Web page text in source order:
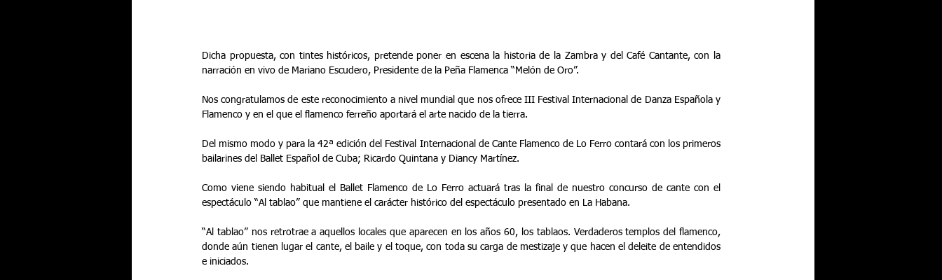
Dicha propuesta, con tintes históricos, pretende poner en escena la historia de la Zambra y del Café Cantante, con la
narración en vivo de Mariano Escudero, Presidente de la Peña Flamenca “Melón de Oro”.
Nos congratulamos de este reconocimiento a nivel mundial que nos ofrece III Festival Internacional de Danza Española y
Flamenco y en el que el flamenco ferreño aportará el arte nacido de la tierra.
Del mismo modo y para la 42ª edición del Festival Internacional de Cante Flamenco de Lo Ferro contará con los primeros
bailarines del Ballet Español de Cuba; Ricardo Quintana y Diancy Martínez.
Como viene siendo habitual el Ballet Flamenco de Lo Ferro actuará tras la final de nuestro concurso de cante con el
espectáculo “Al tablao” que mantiene el carácter histórico del espectáculo presentado en La Habana.
“Al tablao” nos retrotrae a aquellos locales que aparecen en los años 60, los tablaos. Verdaderos templos del flamenco,
donde aún tienen lugar el cante, el baile y el toque, con toda su carga de mestizaje y que hacen el deleite de entendidos
e iniciados.